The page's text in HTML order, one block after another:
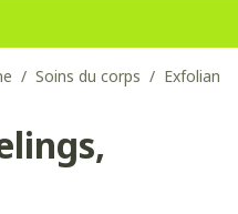
/ Soins du corps /